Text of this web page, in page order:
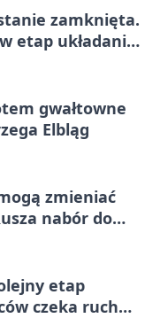
zamknięta.
etap układania
gwałtowne
Elbląg
zmieniać
nabór do
etap
czeka ruch